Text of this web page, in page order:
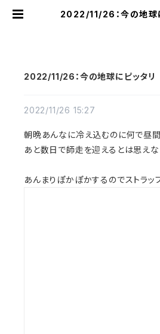
2022/11/26：今の地球
2022/11/26：今の地球にピッタリ
2022/11/26 15:27
朝晩あんなに冷え込むのに何で昼
あと数日で師走を迎えるとは思えな
あんまりぽかぽかするのでストラッ